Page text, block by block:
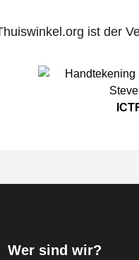
ist der
Wer sind wir?